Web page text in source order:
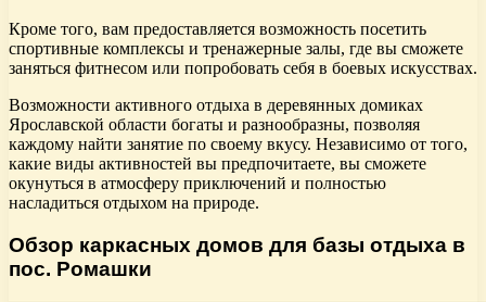
Кроме того, вам предоставляется возможность посетить
спортивные комплексы и тренажерные залы, где вы сможете
заняться фитнесом или попробовать себя в боевых искусствах.
Возможности активного отдыха в деревянных домиках
Ярославской области богаты и разнообразны, позволяя
каждому найти занятие по своему вкусу. Независимо от того,
какие виды активностей вы предпочитаете, вы сможете
окунуться в атмосферу приключений и полностью
насладиться отдыхом на природе.
Обзор каркасных домов для базы отдыха в
пос. Ромашки